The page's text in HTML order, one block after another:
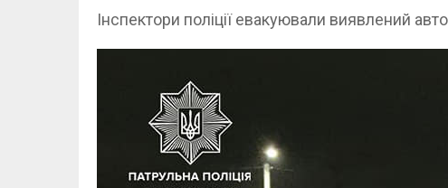
Інспектори поліції евакуювали виявлений